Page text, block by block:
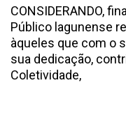
CONSIDERANDO,
Público lagunense
àqueles que com o
sua dedicação,
Coletividade,